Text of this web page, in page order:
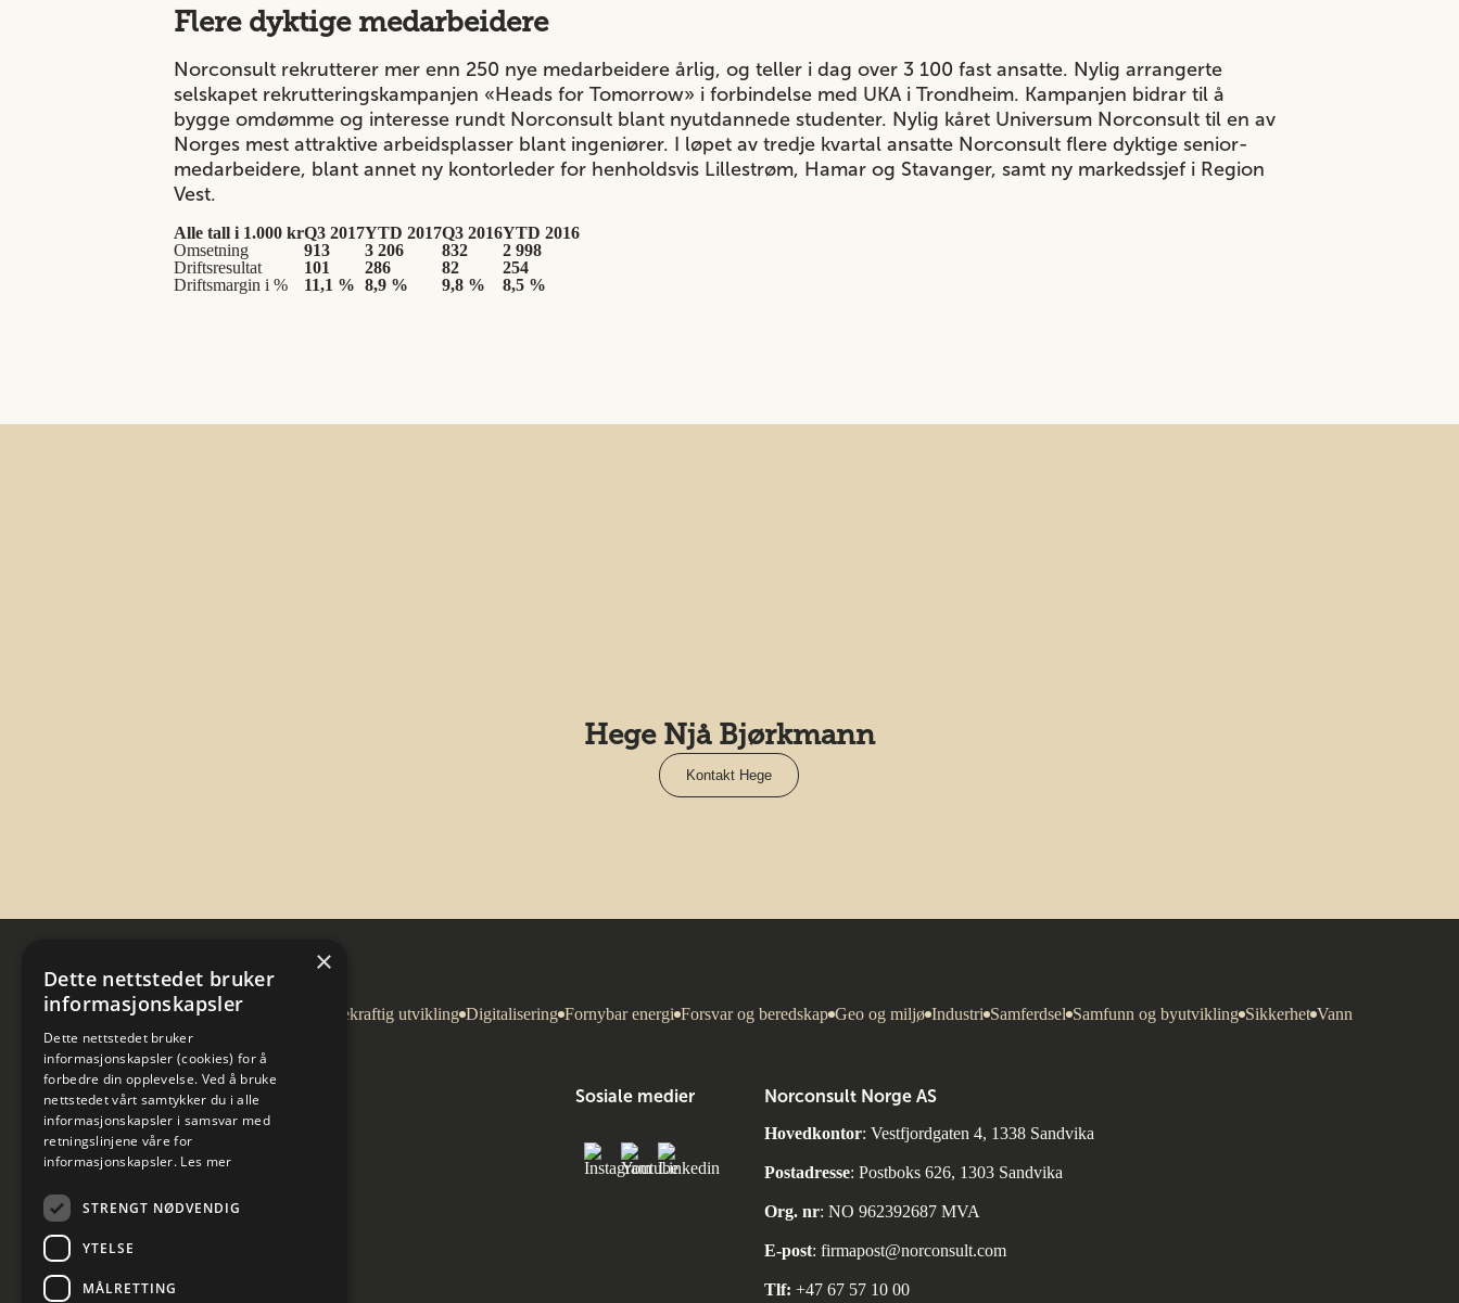
Flere dyktige medarbeidere
Norconsult rekrutterer mer enn 250 nye medarbeidere årlig, og teller i dag over 3 100 fast ansatte. Nylig arrangerte
selskapet rekrutteringskampanjen «Heads for Tomorrow» i forbindelse med UKA i Trondheim. Kampanjen bidrar til å
bygge omdømme og interesse rundt Norconsult blant nyutdannede studenter. Nylig kåret Universum Norconsult til en av
Norges mest attraktive arbeidsplasser blant ingeniører. I løpet av tredje kvartal ansatte Norconsult flere dyktige senior-
medarbeidere, blant annet ny kontorleder for henholdsvis Lillestrøm, Hamar og Stavanger, samt ny markedssjef i Region
Vest.
Alle tall i 1.000 krQ3 2017YTD 2017Q3 2016YTD 2016
Omsetning
913 3 206 832
2 998
Driftsresultat
101 286 82
254
Driftsmargin i %
11,1 % 8,9 % 9,8 % 8,5 %
Hege Njå Bjørkmann
Kontakt Hege
Arkitektur Bygg og eiendom Bærekraftig utvikling Digitalisering Fornybar energi Forsvar og beredskap Geo og miljø Industri Samferdsel Samfunn og byutvikling Sikkerhet Vann
Sosiale medier Norconsult Norge AS
Hovedkontor: Vestfjordgaten 4, 1338 Sandvika
Postadresse: Postboks 626, 1303 Sandvika
Org. nr: NO 962392687 MVA
E-post: firmapost@norconsult.com
Tlf: +47 67 57 10 00
×
Dette nettstedet bruker
informasjonskapsler
Dette nettstedet bruker
informasjonskapsler (cookies) for å
forbedre din opplevelse. Ved å bruke
nettstedet vårt samtykker du i alle
informasjonskapsler i samsvar med
retningslinjene våre for
informasjonskapsler. Les mer
STRENGT NØDVENDIG
YTELSE
MÅLRETTING